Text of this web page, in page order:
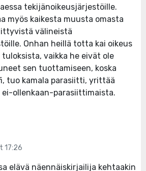
tekijänoikeusjärjestöille.
myös kaikesta muusta omasta
välineistä
Onhan heillä totta kai oikeus
vaikka he eivät ole
sen tuottamiseen, koska
tuo kamala parasiitti, yrittää
ollenkaan-parasiittimaista.
17:26
elävä näennäiskirjailija kehtaakin